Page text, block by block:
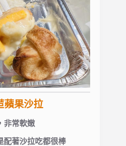
蘋果沙拉
非常軟嫩
配著沙拉吃都很棒